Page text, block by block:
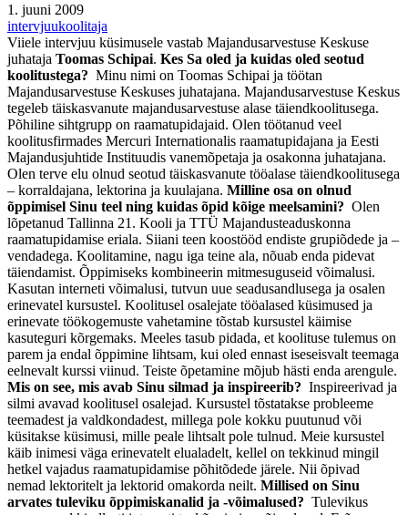
1. juuni 2009
intervjuukoolitaja
Viiele intervjuu küsimusele vastab Majandusarvestuse Keskuse
juhataja Toomas Schipai. Kes Sa oled ja kuidas oled seotud
koolitustega? Minu nimi on Toomas Schipai ja töötan
Majandusarvestuse Keskuses juhatajana. Majandusarvestuse Keskus
tegeleb täiskasvanute majandusarvestuse alase täiendkoolitusega.
Põhiline sihtgrupp on raamatupidajaid. Olen töötanud veel
koolitusfirmades Mercuri Internationalis raamatupidajana ja Eesti
Majandusjuhtide Instituudis vanemõpetaja ja osakonna juhatajana.
Olen terve elu olnud seotud täiskasvanute tööalase täiendkoolitusega
– korraldajana, lektorina ja kuulajana. Milline osa on olnud
õppimisel Sinu teel ning kuidas õpid kõige meelsamini? Olen
lõpetanud Tallinna 21. Kooli ja TTÜ Majandusteaduskonna
raamatupidamise eriala. Siiani teen koostööd endiste grupiõdede ja –
vendadega. Koolitamine, nagu iga teine ala, nõuab enda pidevat
täiendamist. Õppimiseks kombineerin mitmesuguseid võimalusi.
Kasutan interneti võimalusi, tutvun uue seadusandlusega ja osalen
erinevatel kursustel. Koolitusel osalejate tööalased küsimused ja
erinevate töökogemuste vahetamine tõstab kursustel käimise
kasuteguri kõrgemaks. Meeles tasub pidada, et koolituse tulemus on
parem ja endal õppimine lihtsam, kui oled ennast iseseisvalt teemaga
eelnevalt kurssi viinud. Teiste õpetamine mõjub hästi enda arengule.
Mis on see, mis avab Sinu silmad ja inspireerib? Inspireerivad ja
silmi avavad koolitusel osalejad. Kursustel tõstatakse probleeme
teemadest ja valdkondadest, millega pole kokku puutunud või
küsitakse küsimusi, mille peale lihtsalt pole tulnud. Meie kursustel
käib inimesi väga erinevatelt elualadelt, kellel on tekkinud mingil
hetkel vajadus raamatupidamise põhitõdede järele. Nii õpivad
nemad lektoritelt ja lektorid omakorda neilt. Millised on Sinu
arvates tuleviku õppimiskanalid ja -võimalused? Tulevikus